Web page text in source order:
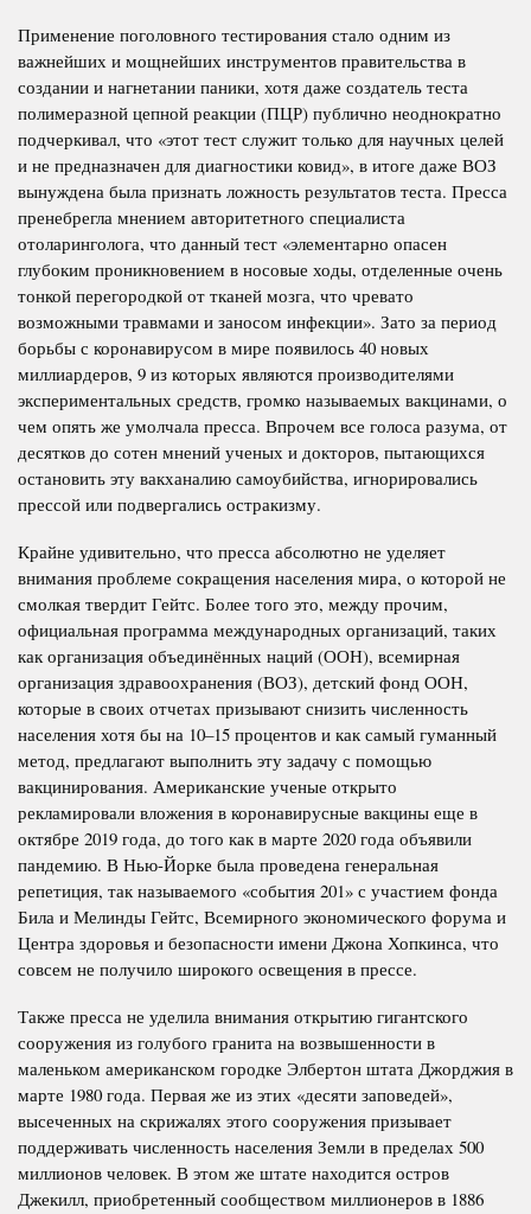
Применение поголовного тестирования стало одним из
важнейших и мощнейших инструментов правительства в
создании и нагнетании паники, хотя даже создатель теста
полимеразной цепной реакции (ПЦР) публично неоднократно
подчеркивал, что «этот тест служит только для научных целей
и не предназначен для диагностики ковид», в итоге даже ВОЗ
вынуждена была признать ложность результатов теста. Пресса
пренебрегла мнением авторитетного специалиста
отоларинголога, что данный тест «элементарно опасен
глубоким проникновением в носовые ходы, отделенные очень
тонкой перегородкой от тканей мозга, что чревато
возможными травмами и заносом инфекции». Зато за период
борьбы с коронавирусом в мире появилось 40 новых
миллиардеров, 9 из которых являются производителями
экспериментальных средств, громко называемых вакцинами, о
чем опять же умолчала пресса. Впрочем все голоса разума, от
десятков до сотен мнений ученых и докторов, пытающихся
остановить эту вакханалию самоубийства, игнорировались
прессой или подвергались остракизму.
Крайне удивительно, что пресса абсолютно не уделяет
внимания проблеме сокращения населения мира, о которой не
смолкая твердит Гейтс. Более того это, между прочим,
официальная программа международных организаций, таких
как организация объединённых наций (ООН), всемирная
организация здравоохранения (ВОЗ), детский фонд ООН,
которые в своих отчетах призывают снизить численность
населения хотя бы на 10–15 процентов и как самый гуманный
метод, предлагают выполнить эту задачу с помощью
вакцинирования. Американские ученые открыто
рекламировали вложения в коронавирусные вакцины еще в
октябре 2019 года, до того как в марте 2020 года объявили
пандемию. В Нью-Йорке была проведена генеральная
репетиция, так называемого «события 201» с участием фонда
Била и Мелинды Гейтс, Всемирного экономического форума и
Центра здоровья и безопасности имени Джона Хопкинса, что
совсем не получило широкого освещения в прессе.
Также пресса не уделила внимания открытию гигантского
сооружения из голубого гранита на возвышенности в
маленьком американском городке Элбертон штата Джорджия в
марте 1980 года. Первая же из этих «десяти заповедей»,
высеченных на скрижалях этого сооружения призывает
поддерживать численность населения Земли в пределах 500
миллионов человек. В этом же штате находится остров
Джекилл, приобретенный сообществом миллионеров в 1886